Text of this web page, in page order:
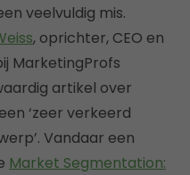
veelvuldig mis.
, oprichter, CEO en
MarketingProfs
artikel over
‘zeer verkeerd
Vandaar een
Market Segmentation: